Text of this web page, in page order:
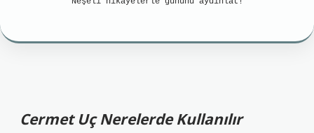
Cermet Uç Nerelerde Kullanılır